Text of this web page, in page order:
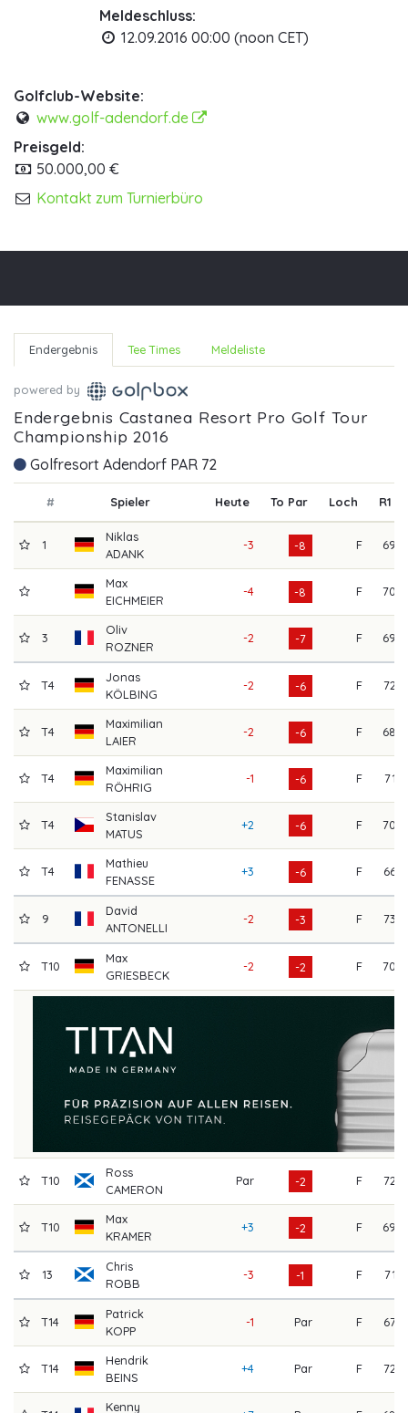
Meldeschluss:
12.09.2016 00:00 (noon CET)
Golfclub-Website:
www.golf-adendorf.de
Preisgeld:
50.000,00 €
Kontakt zum Turnierbüro
Endergebnis Tee Times Meldeliste
powered by
Endergebnis Castanea Resort Pro Golf Tour
Championship 2016
Golfresort Adendorf PAR 72
# Spieler Heute To Par Loch R1
1
Niklas
ADANK
-3 -8 F 69
Max
EICHMEIER
-4 -8 F 70
3
Oliv
ROZNER
-2 -7 F 69
T4
Jonas
KÖLBING
-2 -6 F 72
T4
Maximilian
LAIER
-2 -6 F 68
T4
Maximilian
RÖHRIG
-1 -6 F 71
T4
Stanislav
MATUS
+2 -6 F 70
T4
Mathieu
FENASSE
+3 -6 F 66
9
David
ANTONELLI
-2 -3 F 73
T10
Max
GRIESBECK
-2 -2 F 70
T10
Ross
CAMERON
Par -2 F 72
T10
Max
KRAMER
+3 -2 F 69
13
Chris
ROBB
-3 -1 F 71
T14
Patrick
KOPP
-1 Par F 67
T14
Hendrik
BEINS
+4 Par F 72
Kenny